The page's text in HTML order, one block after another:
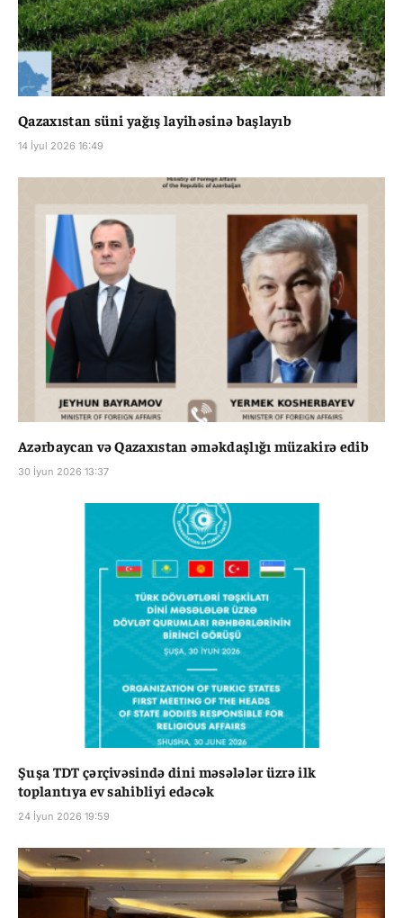
Qazaxıstan süni yağış layihəsinə başlayıb
14 İyul 2026 16:49
Azərbaycan və Qazaxıstan əməkdaşlığı müzakirə edib
30 İyun 2026 13:37
Şuşa TDT çərçivəsində dini məsələlər üzrə ilk
toplantıya ev sahibliyi edəcək
24 İyun 2026 19:59